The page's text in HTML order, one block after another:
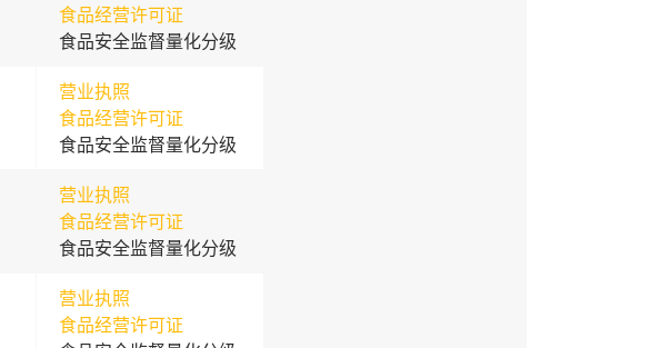
食品经营许可证
食品安全监督量化分级
营业执照
食品经营许可证
食品安全监督量化分级
营业执照
食品经营许可证
食品安全监督量化分级
营业执照
食品经营许可证